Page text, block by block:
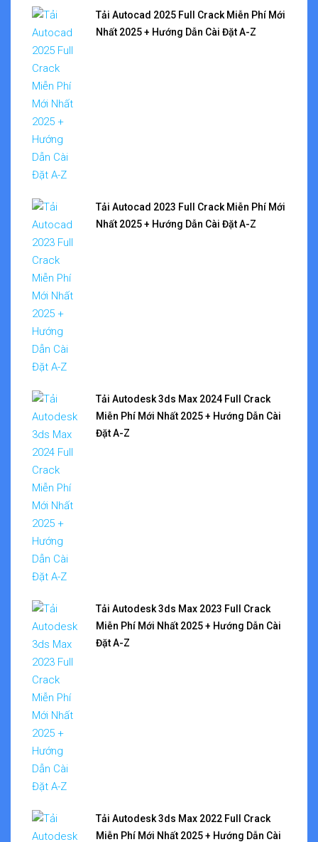
Tải Autocad 2025 Full Crack Miễn Phí Mới
Nhất 2025 + Hướng Dẫn Cài Đặt A-Z
Tải Autocad 2023 Full Crack Miễn Phí Mới
Nhất 2025 + Hướng Dẫn Cài Đặt A-Z
Tải Autodesk 3ds Max 2024 Full Crack
Miễn Phí Mới Nhất 2025 + Hướng Dẫn Cài
Đặt A-Z
Tải Autodesk 3ds Max 2023 Full Crack
Miễn Phí Mới Nhất 2025 + Hướng Dẫn Cài
Đặt A-Z
Tải Autodesk 3ds Max 2022 Full Crack
Miễn Phí Mới Nhất 2025 + Hướng Dẫn Cài